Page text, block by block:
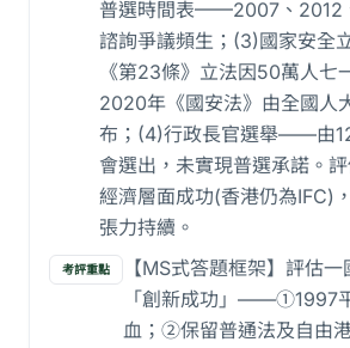
普選時間表——2007、2012
諮詢爭議頻生；(3)國家安
《第23條》立法因50萬人七
2020年《國安法》由全國人
布；(4)行政長官選舉——由
會選出，未實現普選承諾。
經濟層面成功(香港仍為IFC)
張力持續。
考評重點
【MS式答題框架】評估
「創新成功」——①1997
血；②保留普通法及自由